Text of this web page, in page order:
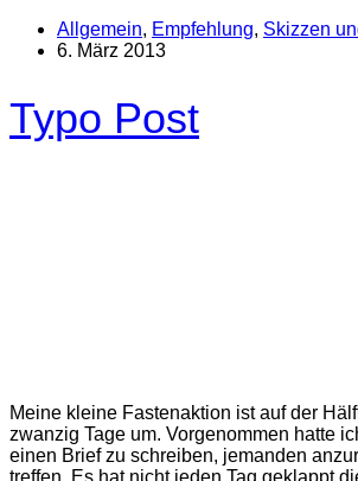
Allgemein, Empfehlung, Skizzen
6. März 2013
Typo Post
Meine kleine Fastenaktion ist auf der
zwanzig Tage um. Vorgenommen hatte
einen Brief zu schreiben, jemanden
treffen. Es hat nicht jeden Tag geklappt